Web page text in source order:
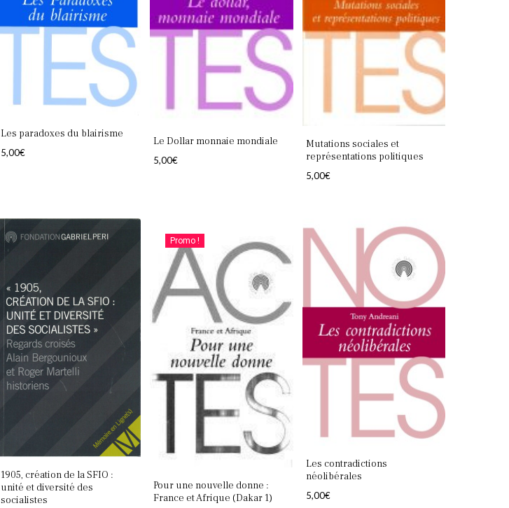
Les paradoxes du blairisme
5,00€
Le Dollar monnaie mondiale
5,00€
Mutations sociales et
représentations politiques
5,00€
1905, création de la SFIO :
unité et diversité des
socialistes
Promo !
Pour une nouvelle donne :
France et Afrique (Dakar 1)
Les contradictions
néolibérales
5,00€